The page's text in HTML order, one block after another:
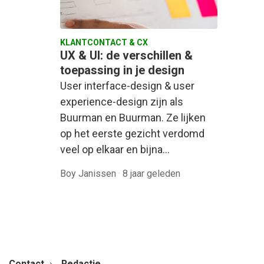
KLANTCONTACT & CX
UX & UI: de verschillen &
toepassing in je design
User interface-design & user
experience-design zijn als
Buurman en Buurman. Ze lijken
op het eerste gezicht verdomd
veel op elkaar en bijna…
Boy Janissen · 8 jaar geleden